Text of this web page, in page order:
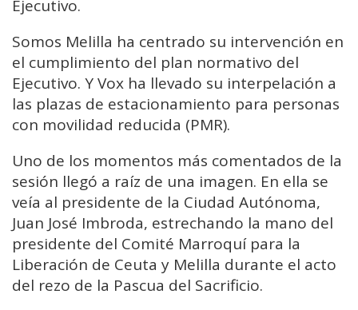
Ejecutivo.
Somos Melilla ha centrado su intervención en
el cumplimiento del plan normativo del
Ejecutivo. Y Vox ha llevado su interpelación a
las plazas de estacionamiento para personas
con movilidad reducida (PMR).
Uno de los momentos más comentados de la
sesión llegó a raíz de una imagen. En ella se
veía al presidente de la Ciudad Autónoma,
Juan José Imbroda, estrechando la mano del
presidente del Comité Marroquí para la
Liberación de Ceuta y Melilla durante el acto
del rezo de la Pascua del Sacrificio.